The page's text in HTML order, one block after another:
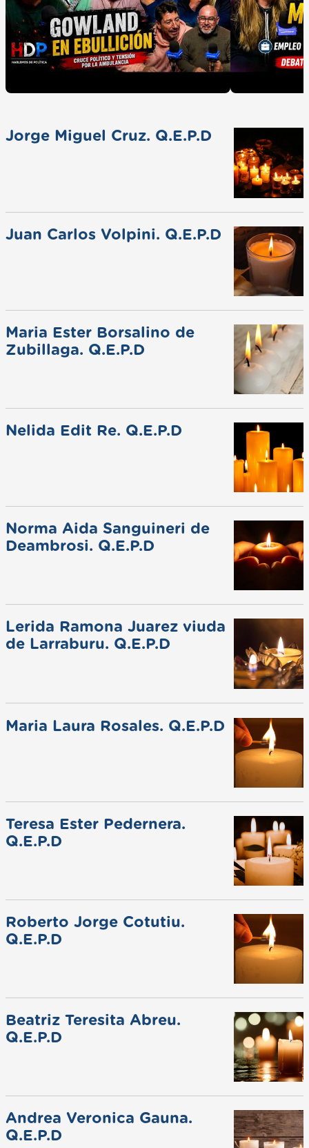
Jorge Miguel Cruz. Q.E.P.D
Juan Carlos Volpini. Q.E.P.D
Maria Ester Borsalino de
Zubillaga. Q.E.P.D
Nelida Edit Re. Q.E.P.D
Norma Aida Sanguineri de
Deambrosi. Q.E.P.D
Lerida Ramona Juarez viuda
de Larraburu. Q.E.P.D
Maria Laura Rosales. Q.E.P.D
Teresa Ester Pedernera.
Q.E.P.D
Roberto Jorge Cotutiu.
Q.E.P.D
Beatriz Teresita Abreu.
Q.E.P.D
Andrea Veronica Gauna.
Q.E.P.D